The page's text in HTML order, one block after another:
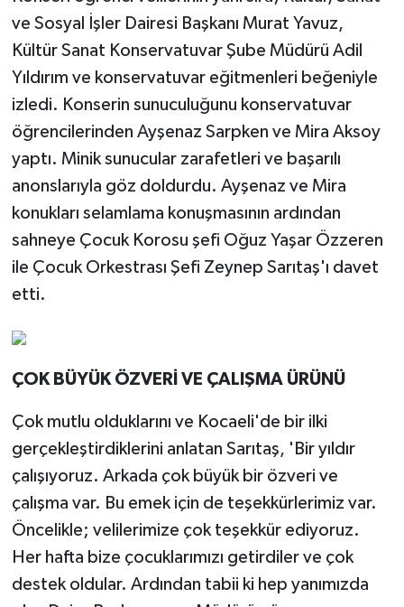
ve Sosyal İşler Dairesi Başkanı Murat Yavuz,
Kültür Sanat Konservatuvar Şube Müdürü Adil
Yıldırım ve konservatuvar eğitmenleri beğeniyle
izledi. Konserin sunuculuğunu konservatuvar
öğrencilerinden Ayşenaz Sarpken ve Mira Aksoy
yaptı. Minik sunucular zarafetleri ve başarılı
anonslarıyla göz doldurdu. Ayşenaz ve Mira
konukları selamlama konuşmasının ardından
sahneye Çocuk Korosu şefi Oğuz Yaşar Özzeren
ile Çocuk Orkestrası Şefi Zeynep Sarıtaş'ı davet
etti.
ÇOK BÜYÜK ÖZVERİ VE ÇALIŞMA ÜRÜNÜ
Çok mutlu olduklarını ve Kocaeli'de bir ilki
gerçekleştirdiklerini anlatan Sarıtaş, 'Bir yıldır
çalışıyoruz. Arkada çok büyük bir özveri ve
çalışma var. Bu emek için de teşekkürlerimiz var.
Öncelikle; velilerimize çok teşekkür ediyoruz.
Her hafta bize çocuklarımızı getirdiler ve çok
destek oldular. Ardından tabii ki hep yanımızda